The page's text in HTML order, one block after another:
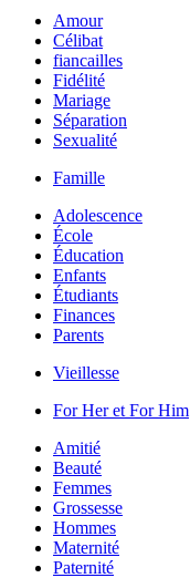
Amour
Célibat
fiancailles
Fidélité
Mariage
Séparation
Sexualité
Famille
Adolescence
École
Éducation
Enfants
Étudiants
Finances
Parents
Vieillesse
For Her et For Him
Amitié
Beauté
Femmes
Grossesse
Hommes
Maternité
Paternité